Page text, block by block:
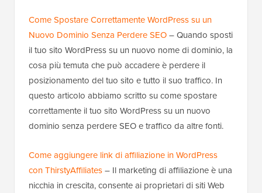
Come Spostare Correttamente WordPress su un
Nuovo Dominio Senza Perdere SEO– Quando sposti
il tuo sito WordPress su un nuovo nome di dominio, la
cosa più temuta che può accadere è perdere il
posizionamento del tuo sito e tutto il suo traffico. In
questo articolo abbiamo scritto su come spostare
correttamente il tuo sito WordPress su un nuovo
dominio senza perdere SEO e traffico da altre fonti.
Come aggiungere link di affiliazione in WordPress
con ThirstyAffiliates– Il marketing di affiliazione è una
nicchia in crescita, consente ai proprietari di siti Web